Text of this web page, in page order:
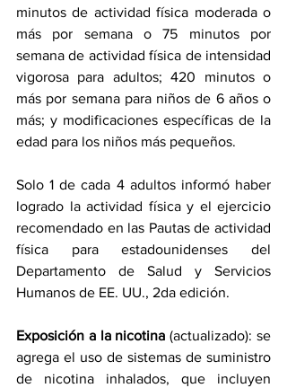
minutos de actividad física moderada o
más por semana o 75 minutos por
semana de actividad física de intensidad
vigorosa para adultos; 420 minutos o
más por semana para niños de 6 años o
más; y modificaciones específicas de la
edad para los niños más pequeños.
Solo 1 de cada 4 adultos informó haber
logrado la actividad física y el ejercicio
recomendado en las Pautas de actividad
física para estadounidenses del
Departamento de Salud y Servicios
Humanos de EE. UU., 2da edición.
Exposición a la nicotina (actualizado): se
agrega el uso de sistemas de suministro
de nicotina inhalados, que incluyen